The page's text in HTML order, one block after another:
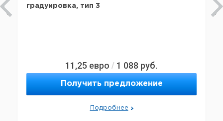
градуировка, тип 3
11,25 евро / 1 088 руб.
Получить предложение
Подробнее